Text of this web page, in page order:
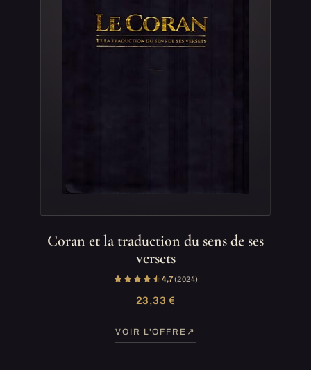
Coran et la traduction du sens de ses
versets
4,7(2 024)
23,33 €
VOIR L'OFFRE